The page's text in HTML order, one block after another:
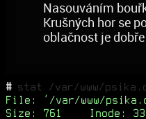
Nasouváním
Krušných hor se
oblačnost je
# stat /var/www/
File: '/var/www/
Size: 761
Inode: